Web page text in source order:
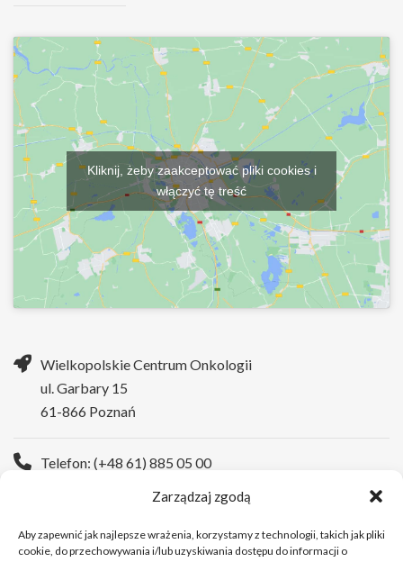
Zarządzaj zgodą
Aby zapewnić jak najlepsze wrażenia, korzystamy z technologii, takich jak pliki
cookie, do przechowywania i/lub uzyskiwania dostępu do informacji o
Kliknij, żeby zaakceptować pliki cookies i
włączyć tę treść
Wielkopolskie Centrum Onkologii
ul. Garbary 15
61-866 Poznań
Telefon: (+48 61) 885 05 00